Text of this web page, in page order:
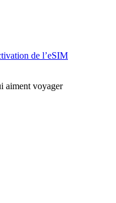
de l’eSIM
aiment voyager